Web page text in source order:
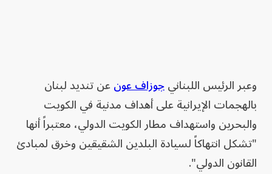
وعبر الرئيس اللبنانيجوزاف عونعن تنديد لبنان
بالهجمات الإيرانية على أهداف مدنية في الكويت
والبحرين واستهداف مطار الكويت الدولي، معتبراً أنها
"تشكل انتهاكاً لسيادة البلدين الشقيقين وخرق لمبادئ
القانون الدولي".